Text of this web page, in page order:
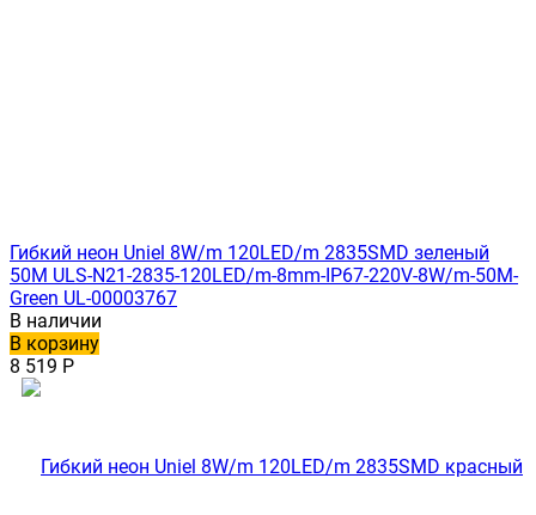
Гибкий неон Uniel 8W/m 120LED/m 2835SMD зеленый
50M ULS-N21-2835-120LED/m-8mm-IP67-220V-8W/m-50M-
Green UL-00003767
В наличии
В корзину
8 519 Р